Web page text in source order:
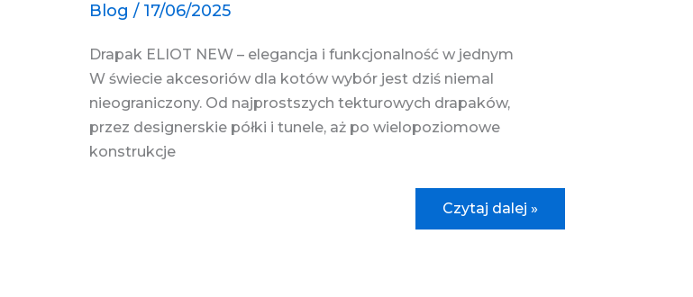
Blog / 17/06/2025
Drapak ELIOT NEW – elegancja i funkcjonalność w jednym
W świecie akcesoriów dla kotów wybór jest dziś niemal
nieograniczony. Od najprostszych tekturowych drapaków,
przez designerskie półki i tunele, aż po wielopoziomowe
konstrukcje
Drapak
ELIOT
Czytaj dalej »